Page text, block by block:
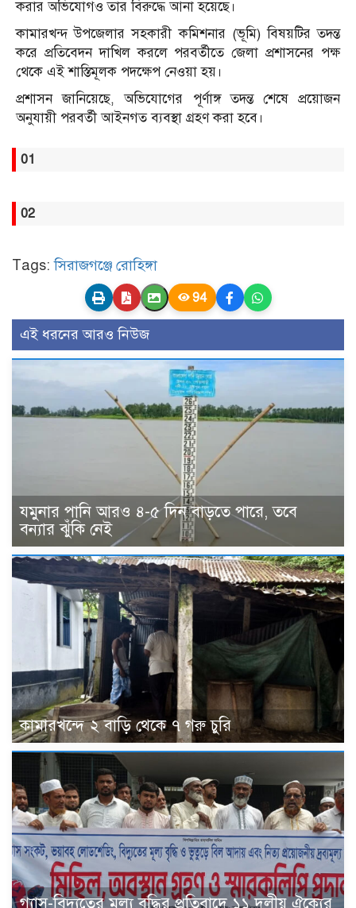
করার অভিযোগও তার বিরুদ্ধে আনা হয়েছে।
কামারখন্দ উপজেলার সহকারী কমিশনার (ভূমি) বিষয়টির তদন্ত
করে প্রতিবেদন দাখিল করলে পরবর্তীতে জেলা প্রশাসনের পক্ষ
থেকে এই শাস্তিমূলক পদক্ষেপ নেওয়া হয়।
প্রশাসন জানিয়েছে, অভিযোগের পূর্ণাঙ্গ তদন্ত শেষে প্রয়োজন
অনুযায়ী পরবর্তী আইনগত ব্যবস্থা গ্রহণ করা হবে।
01
02
Tags:সিরাজগঞ্জে রোহিঙ্গা
94
এই ধরনের আরও নিউজ
যমুনার পানি আরও ৪-৫ দিন বাড়তে পারে, তবে
বন্যার ঝুঁকি নেই
কামারখন্দে ২ বাড়ি থেকে ৭ গরু চুরি
গ্যাস-বিদ্যুতের মূল্য বৃদ্ধির প্রতিবাদে ১১ দলীয় ঐক্যের